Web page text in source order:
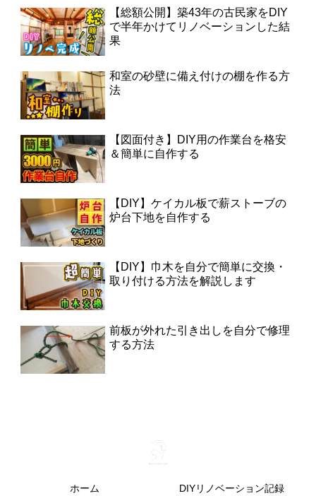
【総額公開】築43年の古民家をDIY
で半年かけてリノベーションした結
果
和室の砂壁に備え付けの棚を作る方
法
【図面付き】DIY用の作業台を格安
＆簡単に自作する
【DIY】ケイカル板で薪ストーブの
炉台下地を自作する
【DIY】巾木を自分で簡単に交換・
取り付ける方法を解説します
前板が外れた引き出しを自分で修理
する方法
ホーム DIYリノベーション記録